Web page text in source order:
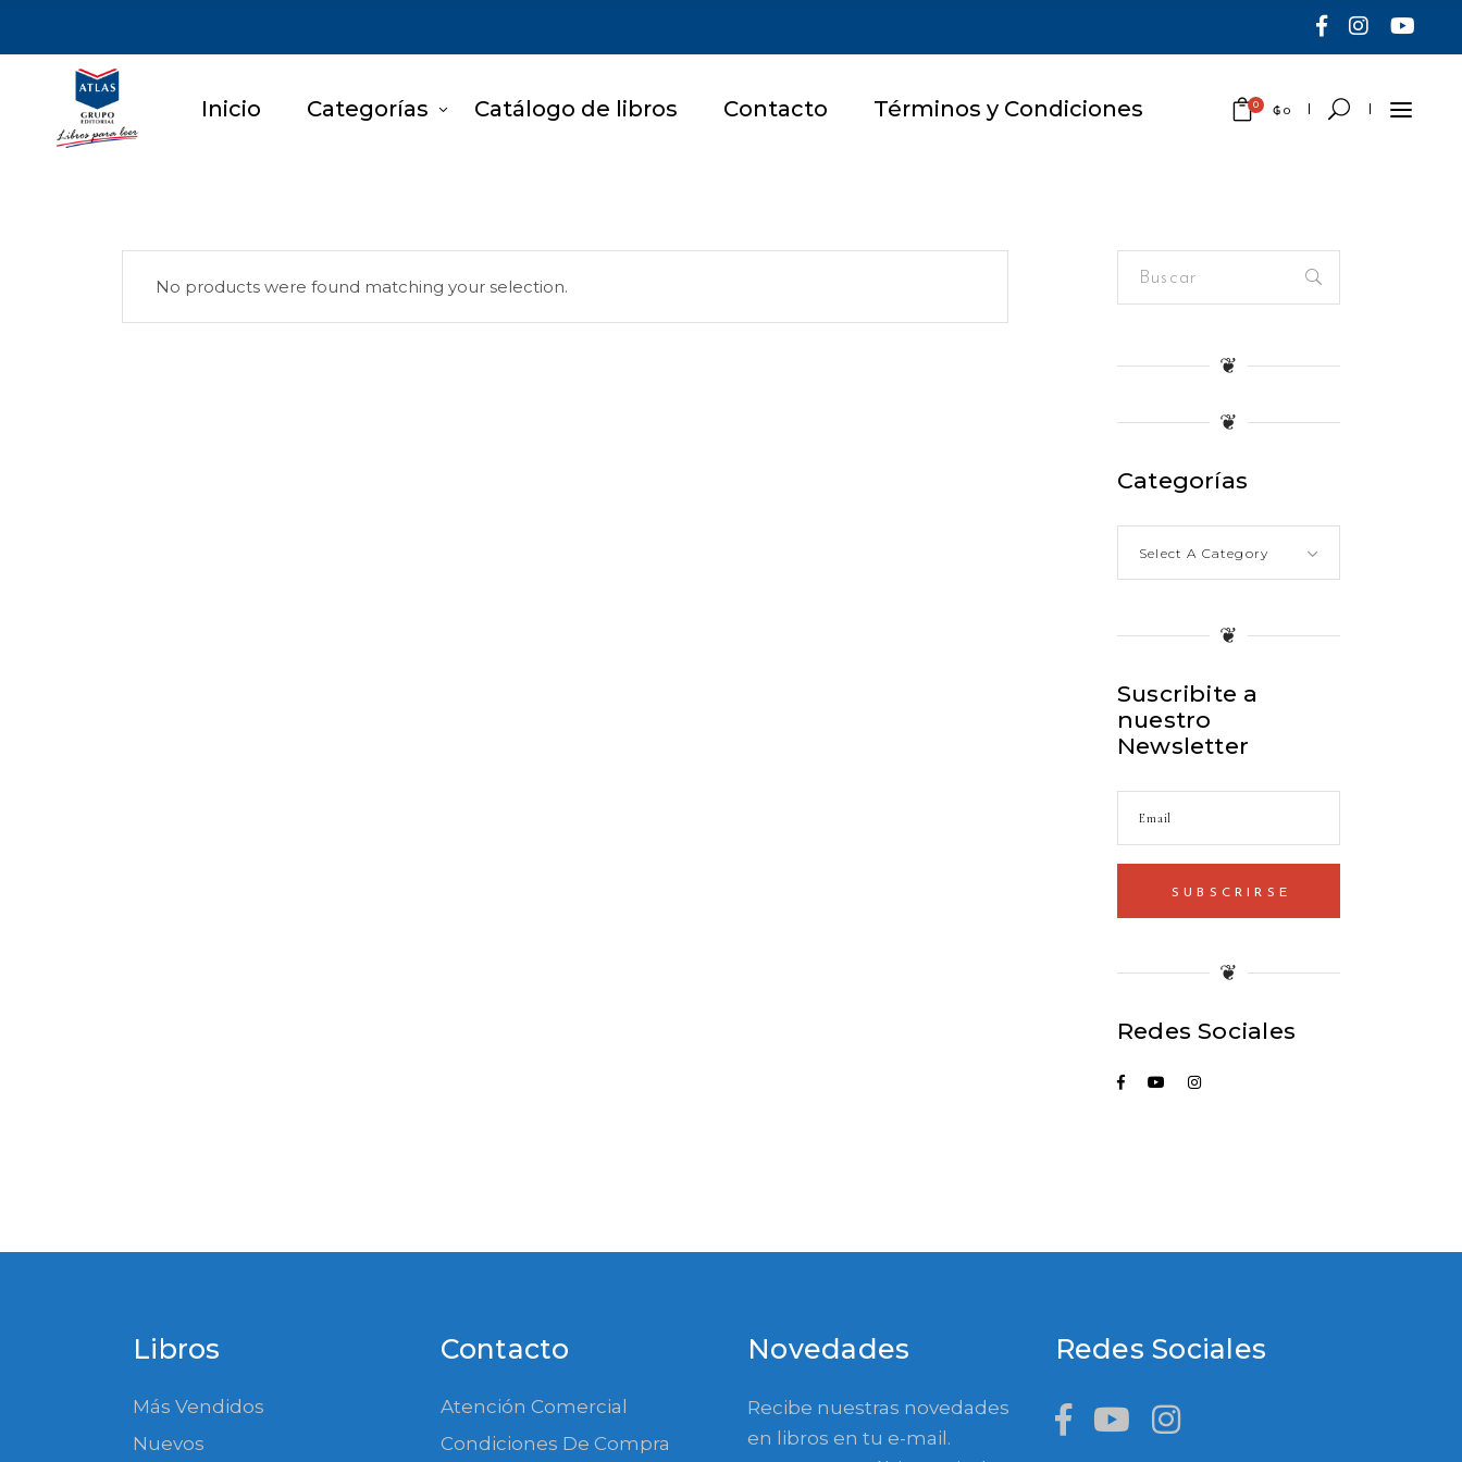
Inicio Categorías Catálogo de libros Contacto Términos y Condiciones 0 ₲ 0
No products were found matching your selection.
Buscar
❦
❦
Categorías
Select A Category
❦
Suscribite a
nuestro
Newsletter
SUBSCRIRSE
❦
Redes Sociales
Libros
Más Vendidos
Nuevos
Contacto
Atención Comercial
Condiciones De Compra
Novedades
Recibe nuestras novedades
en libros en tu e-mail.
Redes Sociales